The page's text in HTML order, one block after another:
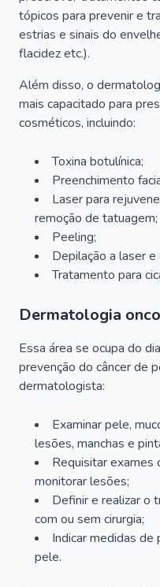
tópicos para prevenir e
estrias e sinais do
flacidez etc.).
Além disso, o
mais capacitado para
cosméticos, incluindo:
Toxina botulínica;
Preenchimento
Laser para
remoção de tatuagem;
Peeling;
Depilação a laser e
Tratamento para
Dermatologia
Essa área se ocupa do
prevenção do câncer de
dermatologista:
Examinar pele,
lesões, manchas e
Requisitar exames
monitorar lesões;
Definir e realizar o
com ou sem cirurgia;
Indicar medidas de
pele.